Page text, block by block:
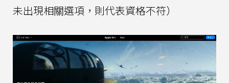
未出現相關選項，則代表資格不符）